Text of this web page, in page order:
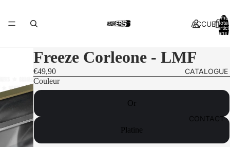
ACCUEIL
CATALOGUE
CONTACT
total
dans
Freeze Corleone - LMF
€49,90
Couleur
Or
Platine